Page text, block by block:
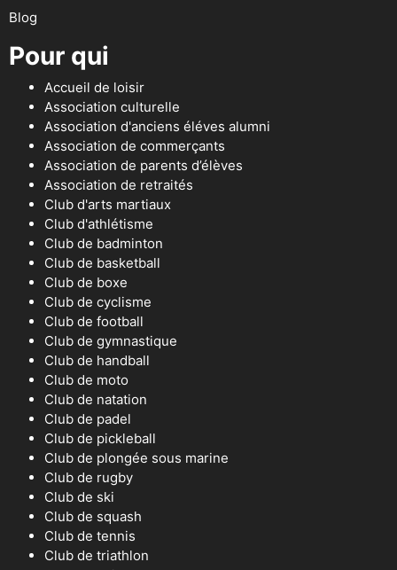
Blog
Pour qui
Accueil de loisir
Association culturelle
Association d'anciens éléves alumni
Association de commerçants
Association de parents d’élèves
Association de retraités
Club d'arts martiaux
Club d'athlétisme
Club de badminton
Club de basketball
Club de boxe
Club de cyclisme
Club de football
Club de gymnastique
Club de handball
Club de moto
Club de natation
Club de padel
Club de pickleball
Club de plongée sous marine
Club de rugby
Club de ski
Club de squash
Club de tennis
Club de triathlon